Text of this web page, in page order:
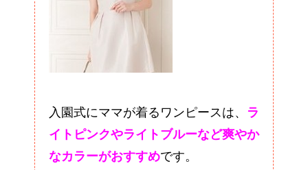
入園式にママが着るワンピースは、 ラ
イトピンクやライトブルーなど爽やか
なカラーがおすすめです。